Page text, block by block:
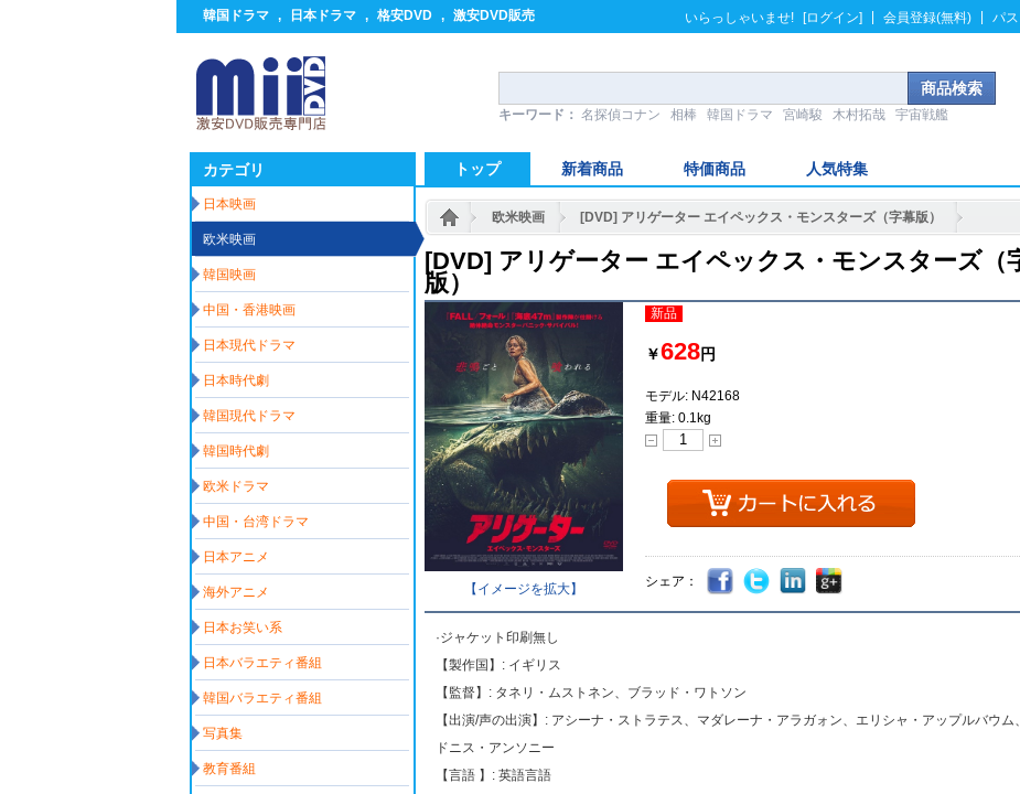
韓国ドラマ , 日本ドラマ , 格安DVD , 激安DVD販売 いらっしゃいませ! [ログイン] 会員登録(無料) パ
キーワード： 名探偵コナン 相棒 韓国ドラマ 宮崎駿 木村拓哉 宇宙戦艦
カテゴリ トップ 新着商品 特価商品 人気特集
日本映画
欧米映画
韓国映画
中国・香港映画
日本現代ドラマ
日本時代劇
韓国現代ドラマ
韓国時代劇
欧米ドラマ
中国・台湾ドラマ
日本アニメ
海外アニメ
日本お笑い系
日本バラエティ番組
韓国バラエティ番組
写真集
教育番組
欧米映画 [DVD] アリゲーター エイペックス・モンスターズ（字幕版）
[DVD] アリゲーター エイペックス・モンスターズ（
版）
【イメージを拡大】
新品
￥628円
モデル: N42168
重量: 0.1kg
シェア：
·ジャケット印刷無し
【製作国】: イギリス
【監督】: タネリ・ムストネン、ブラッド・ワトソン
【出演/声の出演】: アシーナ・ストラテス、マダレーナ・アラガォン、エリシャ・アップルバウム
ドニス・アンソニー
【言語 】: 英語言語